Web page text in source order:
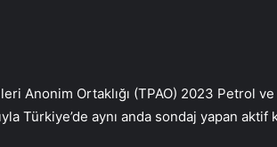
Anonim Ortaklığı (TPAO) 2023 Petrol
Türkiye’de aynı anda sondaj yapan